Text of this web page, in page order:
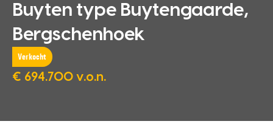
Buyten type Buytengaarde,
Bergschenhoek
Verkocht
€ 694.700 v.o.n.